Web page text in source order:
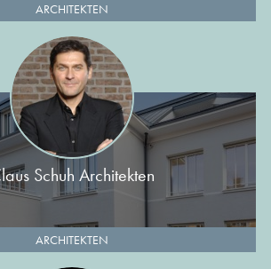
ARCHITEKTEN
Schuh Architekten
ARCHITEKTEN